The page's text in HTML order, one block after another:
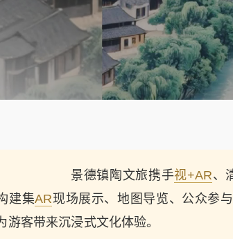
景德镇陶文旅携手视+AR、
建集AR现场展示、地图导览、公众参
游客带来沉浸式文化体验。